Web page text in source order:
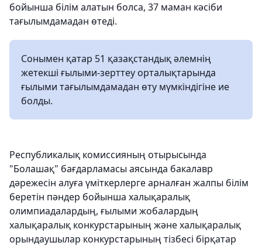
бойынша білім алатын болса, 37 маман кәсіби
тағылымдамадан өтеді.
Сонымен қатар 51 қазақстандық әлемнің
жетекші ғылыми-зерттеу орталықтарында
ғылыми тағылымдамадан өту мүмкіндігіне ие
болды.
Республикалық комиссияның отырысында
"Болашақ" бағдарламасы аясында бакалавр
дәрежесін алуға үміткерлерге арналған жалпы білім
беретін пәндер бойынша халықаралық
олимпиадалардың, ғылыми жобалардың
халықаралық конкурстарының және халықаралық
орындаушылар конкурстарының тізбесі бірқатар